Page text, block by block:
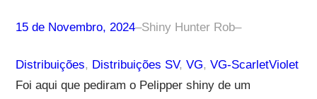
15 de Novembro, 2024–Shiny Hunter Rob–
Distribuições, Distribuições SV, VG, VG-ScarletViolet
Foi aqui que pediram o Pelipper shiny de um